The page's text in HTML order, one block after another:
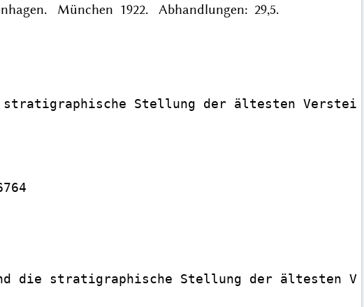
München 1922. Abhandlungen: 29,5.
Stellung der ältesten
stratigraphische Stellung der ältesten